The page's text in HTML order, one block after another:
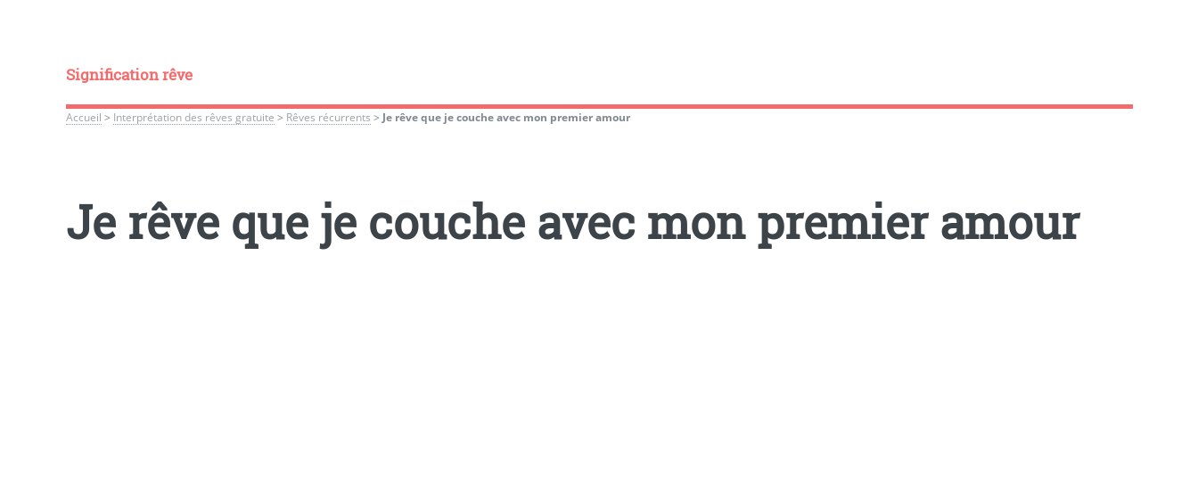
Signification rêve
Accueil > Interprétation des rêves gratuite > Rêves récurrents > Je rêve que je couche avec mon premier amour
Je rêve que je couche avec mon premier amour